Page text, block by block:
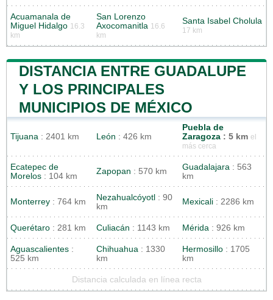
Acuamanala de
Miguel Hidalgo 16.3
km
San Lorenzo
Axocomanitla 16.6
km
Santa Isabel Cholula
17 km
DISTANCIA ENTRE GUADALUPE
Y LOS PRINCIPALES
MUNICIPIOS DE MÉXICO
Tijuana : 2401 km León : 426 km
Puebla de
Zaragoza : 5 km el
más cerca
Ecatepec de
Morelos : 104 km
Zapopan : 570 km Guadalajara : 563
km
Monterrey : 764 km Nezahualcóyotl : 90
km
Mexicali : 2286 km
Querétaro : 281 km Culiacán : 1143 km Mérida : 926 km
Aguascalientes :
525 km
Chihuahua : 1330
km
Hermosillo : 1705
km
Distancia calculada en línea recta